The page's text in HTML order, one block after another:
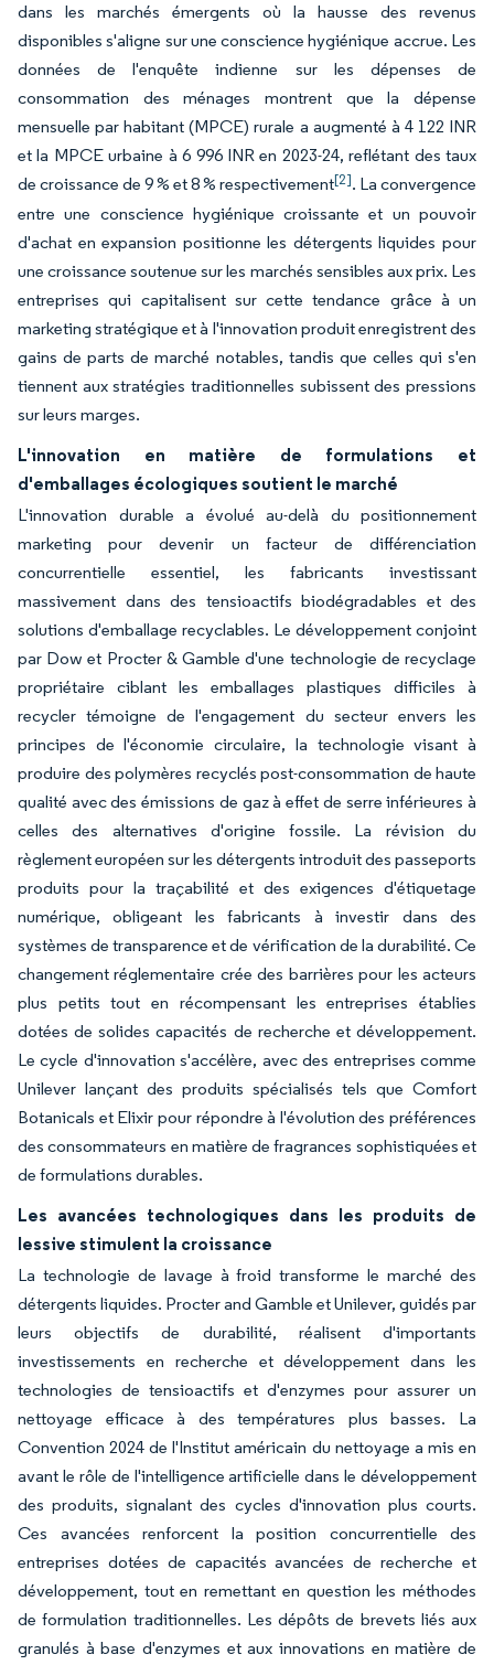
dans les marchés émergents où la hausse des revenus
disponibles s'aligne sur une conscience hygiénique accrue. Les
données de l'enquête indienne sur les dépenses de
consommation des ménages montrent que la dépense
mensuelle par habitant (MPCE) rurale a augmenté à 4 122 INR
et la MPCE urbaine à 6 996 INR en 2023-24, reflétant des taux
de croissance de 9 % et 8 % respectivement[2]. La convergence
entre une conscience hygiénique croissante et un pouvoir
d'achat en expansion positionne les détergents liquides pour
une croissance soutenue sur les marchés sensibles aux prix. Les
entreprises qui capitalisent sur cette tendance grâce à un
marketing stratégique et à l'innovation produit enregistrent des
gains de parts de marché notables, tandis que celles qui s'en
tiennent aux stratégies traditionnelles subissent des pressions
sur leurs marges.
L'innovation en matière de formulations et
d'emballages écologiques soutient le marché
L'innovation durable a évolué au-delà du positionnement
marketing pour devenir un facteur de différenciation
concurrentielle essentiel, les fabricants investissant
massivement dans des tensioactifs biodégradables et des
solutions d'emballage recyclables. Le développement conjoint
par Dow et Procter & Gamble d'une technologie de recyclage
propriétaire ciblant les emballages plastiques difficiles à
recycler témoigne de l'engagement du secteur envers les
principes de l'économie circulaire, la technologie visant à
produire des polymères recyclés post-consommation de haute
qualité avec des émissions de gaz à effet de serre inférieures à
celles des alternatives d'origine fossile. La révision du
règlement européen sur les détergents introduit des passeports
produits pour la traçabilité et des exigences d'étiquetage
numérique, obligeant les fabricants à investir dans des
systèmes de transparence et de vérification de la durabilité. Ce
changement réglementaire crée des barrières pour les acteurs
plus petits tout en récompensant les entreprises établies
dotées de solides capacités de recherche et développement.
Le cycle d'innovation s'accélère, avec des entreprises comme
Unilever lançant des produits spécialisés tels que Comfort
Botanicals et Elixir pour répondre à l'évolution des préférences
des consommateurs en matière de fragrances sophistiquées et
de formulations durables.
Les avancées technologiques dans les produits de
lessive stimulent la croissance
La technologie de lavage à froid transforme le marché des
détergents liquides. Procter and Gamble et Unilever, guidés par
leurs objectifs de durabilité, réalisent d'importants
investissements en recherche et développement dans les
technologies de tensioactifs et d'enzymes pour assurer un
nettoyage efficace à des températures plus basses. La
Convention 2024 de l'Institut américain du nettoyage a mis en
avant le rôle de l'intelligence artificielle dans le développement
des produits, signalant des cycles d'innovation plus courts.
Ces avancées renforcent la position concurrentielle des
entreprises dotées de capacités avancées de recherche et
développement, tout en remettant en question les méthodes
de formulation traditionnelles. Les dépôts de brevets liés aux
granulés à base d'enzymes et aux innovations en matière de